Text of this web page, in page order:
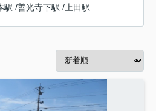
駅 /善光寺下駅 / 上田駅